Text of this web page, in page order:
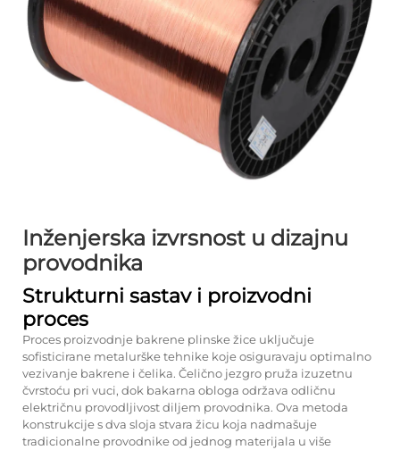
Inženjerska izvrsnost u dizajnu
provodnika
Strukturni sastav i proizvodni
proces
Proces proizvodnje bakrene plinske žice uključuje
sofisticirane metalurške tehnike koje osiguravaju optimalno
vezivanje bakrene i čelika. Čelično jezgro pruža izuzetnu
čvrstoću pri vuci, dok bakarna obloga održava odličnu
električnu provodljivost diljem provodnika. Ova metoda
konstrukcije s dva sloja stvara žicu koja nadmašuje
tradicionalne provodnike od jednog materijala u više